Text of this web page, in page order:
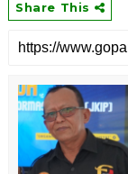
Share This